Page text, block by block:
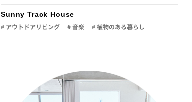
Sunny Track House
# アウトドアリビング # 音楽 # 植物のある暮らし